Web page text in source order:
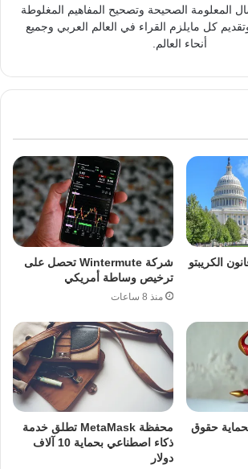
المعلومة الصحيحة وتصحيح المفاهيم المغلوطة
كل مايلزم القراء في العالم العربي وجميع
أنحاء العالم.
الكريبتو
شركة Wintermute تحصل على
ترخيص وساطة أمريكي
منذ 8 ساعات
بحماية حقوق
محفظة MetaMask تطلق خدمة
ذكاء اصطناعي بحماية 10 آلاف
دولار